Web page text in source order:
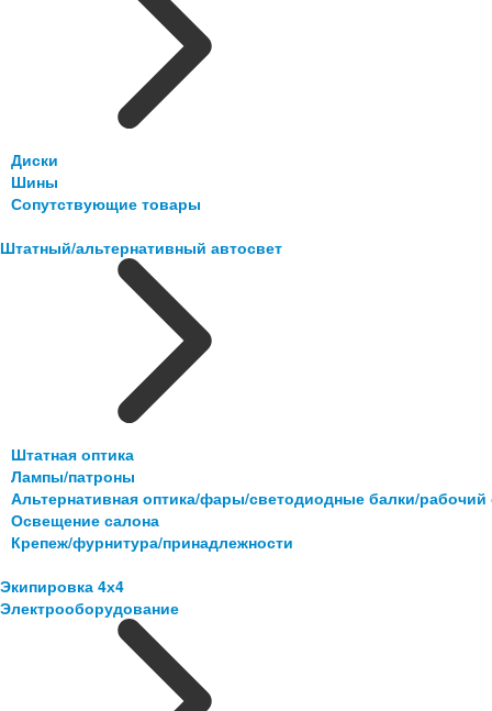
Диски
Шины
Сопутствующие товары
Штатный/альтернативный автосвет
Штатная оптика
Лампы/патроны
Альтернативная оптика/фары/светодиодные балки/рабочий
Освещение салона
Крепеж/фурнитура/принадлежности
Экипировка 4х4
Электрооборудование